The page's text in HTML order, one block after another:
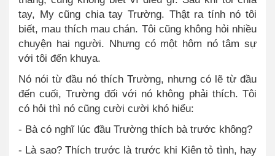
tay, My cũng chia tay Trường. Thật ra tính nó tôi
biết, mau thích mau chán. Tôi cũng không hỏi nhiều
chuyện hai người. Nhưng có một hôm nó tâm sự
với tôi đến khuya.
Nó nói từ đầu nó thích Trường, nhưng có lẽ từ đầu
đến cuối, Trường đối với nó không phải thích. Tôi
có hỏi thì nó cũng cười cười khó hiểu:
- Bà có nghĩ lúc đầu Trường thích bà trước không?
- Là sao? Thích trước là trước khi Kiên tỏ tình, hay